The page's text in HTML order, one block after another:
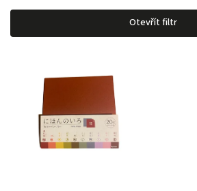
Nejdražší
Nejprodávanější
Otevřít filtr